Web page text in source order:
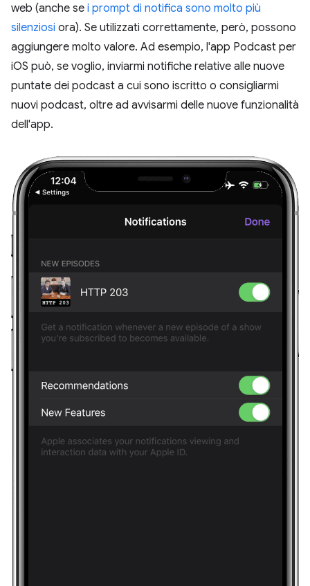
web (anche se i prompt di notifica sono molto più
silenziosi ora). Se utilizzati correttamente, però, possono
aggiungere molto valore. Ad esempio, l'app Podcast per
iOS può, se voglio, inviarmi notifiche relative alle nuove
puntate dei podcast a cui sono iscritto o consigliarmi
nuovi podcast, oltre ad avvisarmi delle nuove funzionalità
dell'app.